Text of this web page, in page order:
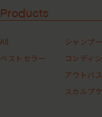
Products
All
ベストセラー
シャンプー
コンディ
アウトバ
スカルプ